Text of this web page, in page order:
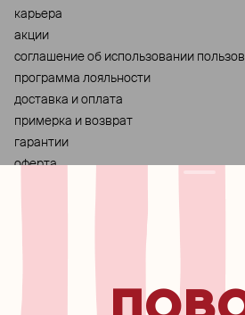
карьера
акции
cоглашение об использовании
программа лояльности
доставка и оплата
примерка и возврат
гарантии
оферта
узнавайте первыми о
новинках, специальных